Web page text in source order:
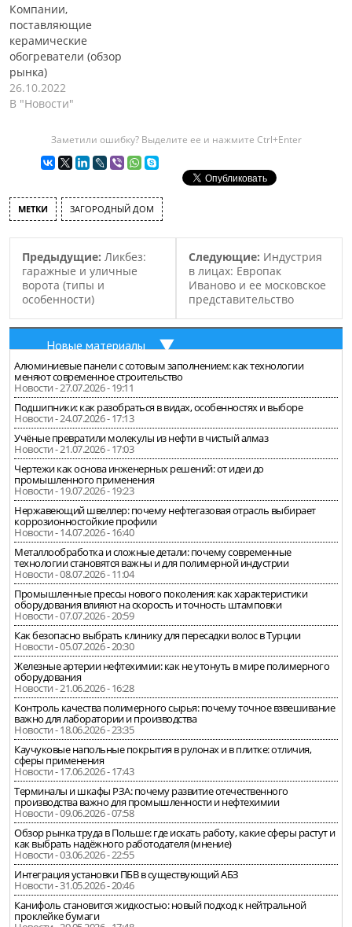
Компании,
поставляющие
керамические
обогреватели (обзор
рынка)
26.10.2022
В "Новости"
Заметили ошибку? Выделите ее и нажмите Ctrl+Enter
МЕТКИ ЗАГОРОДНЫЙ ДОМ
Предыдущие: Ликбез:
гаражные и уличные
ворота (типы и
особенности)
Следующие: Индустрия
в лицах: Европак
Иваново и ее московское
представительство
Новые материалы
Алюминиевые панели с сотовым заполнением: как технологии
меняют современное строительство
Новости - 27.07.2026 - 19:11
Подшипники: как разобраться в видах, особенностях и выборе
Новости - 24.07.2026 - 17:13
Учёные превратили молекулы из нефти в чистый алмаз
Новости - 21.07.2026 - 17:03
Чертежи как основа инженерных решений: от идеи до
промышленного применения
Новости - 19.07.2026 - 19:23
Нержавеющий швеллер: почему нефтегазовая отрасль выбирает
коррозионностойкие профили
Новости - 14.07.2026 - 16:40
Металлообработка и сложные детали: почему современные
технологии становятся важны и для полимерной индустрии
Новости - 08.07.2026 - 11:04
Промышленные прессы нового поколения: как характеристики
оборудования влияют на скорость и точность штамповки
Новости - 07.07.2026 - 20:59
Как безопасно выбрать клинику для пересадки волос в Турции
Новости - 05.07.2026 - 20:30
Железные артерии нефтехимии: как не утонуть в мире полимерного
оборудования
Новости - 21.06.2026 - 16:28
Контроль качества полимерного сырья: почему точное взвешивание
важно для лаборатории и производства
Новости - 18.06.2026 - 23:35
Каучуковые напольные покрытия в рулонах и в плитке: отличия,
сферы применения
Новости - 17.06.2026 - 17:43
Терминалы и шкафы РЗА: почему развитие отечественного
производства важно для промышленности и нефтехимии
Новости - 09.06.2026 - 07:58
Обзор рынка труда в Польше: где искать работу, какие сферы растут и
как выбрать надёжного работодателя (мнение)
Новости - 03.06.2026 - 22:55
Интеграция установки ПБВ в существующий АБЗ
Новости - 31.05.2026 - 20:46
Канифоль становится жидкостью: новый подход к нейтральной
проклейке бумаги